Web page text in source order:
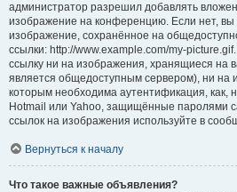
администратор разрешил добавлять
изображение на конференцию. Если нет, вы
изображение, сохранённое на
ссылки: http://www.example.com/my-
ссылку ни на изображения, хранящиеся на
является общедоступным сервером), ни на
которым необходима аутентификация, как,
Hotmail или Yahoo, защищённые паролями
ссылок на изображения используйте в
Вернуться к началу
Что такое важные объявления?